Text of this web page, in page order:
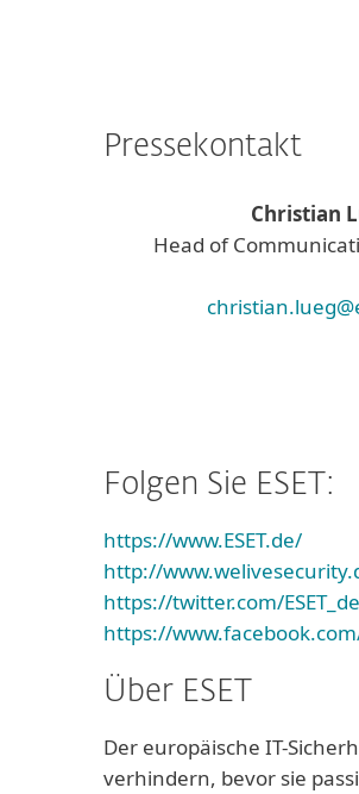
Pressekontakt
Christian
Head of
Folgen Sie ESET:
https://www.ESET.de/
http://
https://twitter.com/ESET_de
https://www.facebook.com/
Über ESET
Der europäische IT-
verhindern, bevor sie